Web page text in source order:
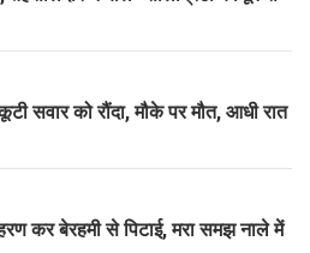
सवार को रौंदा, मौके पर मौत, आधी रात
कर बेरहमी से पिटाई, मरा समझ नाले में